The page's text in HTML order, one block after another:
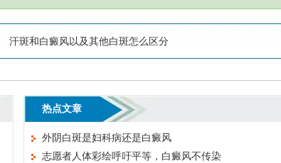
汗斑和白癜风以及其他白斑怎么区分
热点文章
外阴白斑是妇科病还是白癜风
志愿者人体彩绘呼吁平等，白癜风不传染